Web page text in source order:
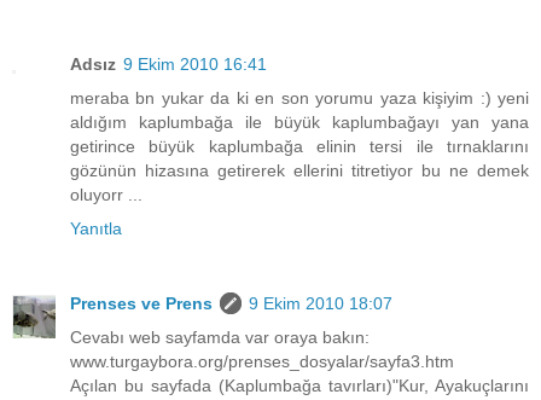
Adsız 9 Ekim 2010 16:41
meraba bn yukar da ki en son yorumu yaza kişiyim :) yeni
aldığım kaplumbağa ile büyük kaplumbağayı yan yana
getirince büyük kaplumbağa elinin tersi ile tırnaklarını
gözünün hizasına getirerek ellerini titretiyor bu ne demek
oluyorr ...
Yanıtla
Prenses ve Prens
9 Ekim 2010 18:07
Cevabı web sayfamda var oraya bakın:
www.turgaybora.org/prenses_dosyalar/sayfa3.htm
Açılan bu sayfada (Kaplumbağa tavırları)"Kur, Ayakuçlarını